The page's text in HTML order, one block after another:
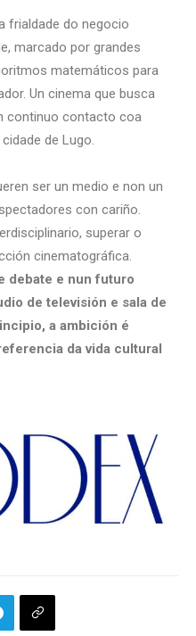
frialdade do negocio
marcado por grandes
matemáticos para
Un cinema que busca
continuo contacto coa
de Lugo.
ser un medio e non un
con cariño.
superar o
cinematográfica.
debate e nun futuro
de televisión e sala de
a ambición é
da vida cultural